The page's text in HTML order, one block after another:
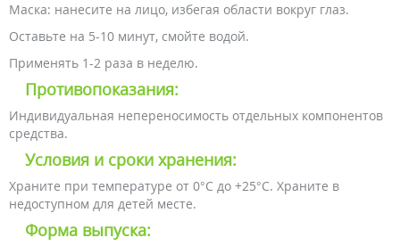
Маска: нанесите на лицо, избегая области вокруг глаз.
Оставьте на 5-10 минут, смойте водой.
Применять 1-2 раза в неделю.
Противопоказания:
Индивидуальная непереносимость отдельных компонентов
средства.
Условия и сроки хранения:
Храните при температуре от 0°С до +25°С. Храните в
недоступном для детей месте.
Форма выпуска: